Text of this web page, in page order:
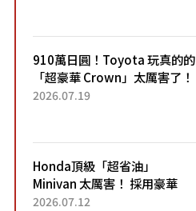
了！...
910萬日圓！Toyota 玩真的的
「超豪華 Crown」太厲害了！
採用由「匠人技藝」打造的
2026.07.19
Honda頂級「超省油」
Minivan 太厲害！ 採用豪華
「真皮座椅」與專屬「黑色內
2026.07.12